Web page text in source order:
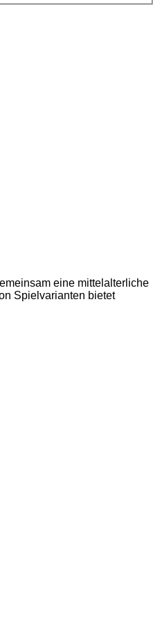
eine mittelalterliche
Spielvarianten bietet